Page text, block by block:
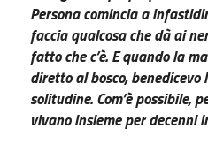
Persona comincia a
faccia qualcosa che dà ai
fatto che c’è. E quando la
diretto al bosco,
solitudine. Com’è possibile,
vivano insieme per decenni